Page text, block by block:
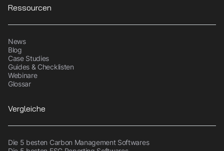
Ressourcen
News
Blog
Case Studies
Guides & Checklisten
Webinare
Glossar
Vergleiche
Die 5 besten Carbon Management Softwares